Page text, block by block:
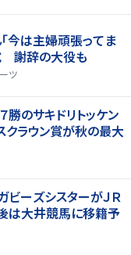
「今は主婦頑張ってま
謝辞の大役も
ツ
勝のサキドリトッケン
ラウン賞が秋の最大
ビーズシスターがＪＲ
は大井競馬に移籍予